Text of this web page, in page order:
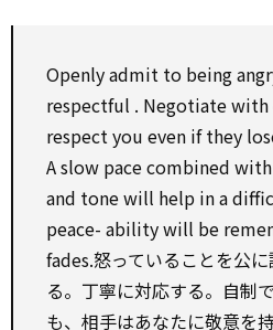
Openly admit to being
respectful . Negotiatewith
respectyou even ifthey
A slow pacecombined with
and tone will help in a
peace- abilitywill be
fades.怒っていることを公
る。丁寧に対応する。自制
も、相手はあなたに敬意を